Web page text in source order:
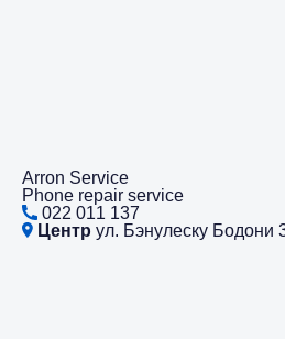
Arron Service
Phone repair service
022 011 137
Центр ул. Бэнулеску Бодони